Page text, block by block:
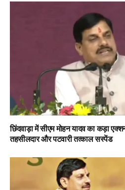
छिंदवाड़ा में सीएम मोहन यादव का कड़ा
तहसीलदार और पटवारी तत्काल सस्पेंड